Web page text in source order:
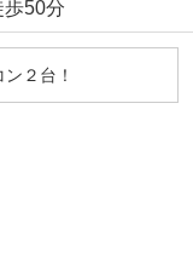
50分
２台！